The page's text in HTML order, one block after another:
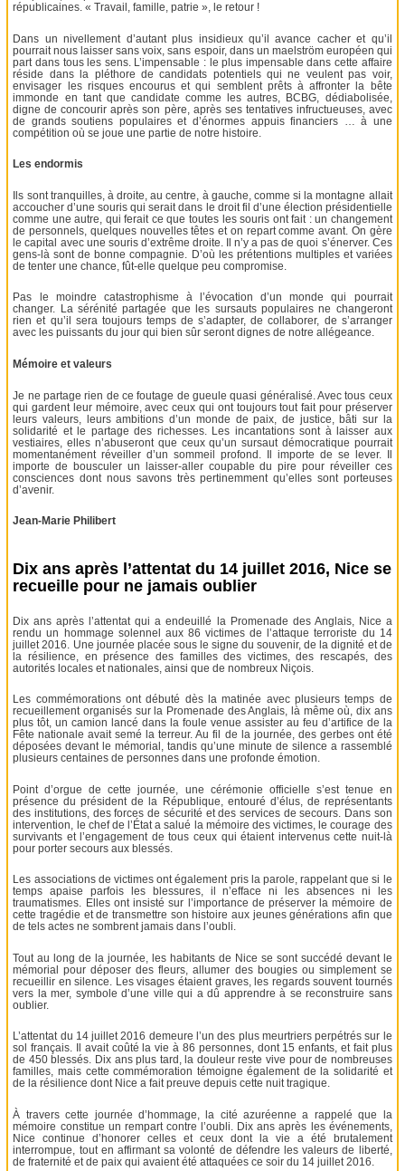
républicaines. « Travail, famille, patrie », le retour !
Dans un nivellement d’autant plus insidieux qu’il avance cacher et qu’il
pourrait nous laisser sans voix, sans espoir, dans un maelström européen qui
part dans tous les sens. L’impensable : le plus impensable dans cette affaire
réside dans la pléthore de candidats potentiels qui ne veulent pas voir,
envisager les risques encourus et qui semblent prêts à affronter la bête
immonde en tant que candidate comme les autres, BCBG, dédiabolisée,
digne de concourir après son père, après ses tentatives infructueuses, avec
de grands soutiens populaires et d’énormes appuis financiers … à une
compétition où se joue une partie de notre histoire.
Les endormis
Ils sont tranquilles, à droite, au centre, à gauche, comme si la montagne allait
accoucher d’une souris qui serait dans le droit fil d’une élection présidentielle
comme une autre, qui ferait ce que toutes les souris ont fait : un changement
de personnels, quelques nouvelles têtes et on repart comme avant. On gère
le capital avec une souris d’extrême droite. Il n’y a pas de quoi s’énerver. Ces
gens-là sont de bonne compagnie. D’où les prétentions multiples et variées
de tenter une chance, fût-elle quelque peu compromise.
Pas le moindre catastrophisme à l’évocation d’un monde qui pourrait
changer. La sérénité partagée que les sursauts populaires ne changeront
rien et qu’il sera toujours temps de s’adapter, de collaborer, de s’arranger
avec les puissants du jour qui bien sûr seront dignes de notre allégeance.
Mémoire et valeurs
Je ne partage rien de ce foutage de gueule quasi généralisé. Avec tous ceux
qui gardent leur mémoire, avec ceux qui ont toujours tout fait pour préserver
leurs valeurs, leurs ambitions d’un monde de paix, de justice, bâti sur la
solidarité et le partage des richesses. Les incantations sont à laisser aux
vestiaires, elles n’abuseront que ceux qu’un sursaut démocratique pourrait
momentanément réveiller d’un sommeil profond. Il importe de se lever. Il
importe de bousculer un laisser-aller coupable du pire pour réveiller ces
consciences dont nous savons très pertinemment qu’elles sont porteuses
d’avenir.
Jean-Marie Philibert
Dix ans après l’attentat du 14 juillet 2016, Nice se
recueille pour ne jamais oublier
Dix ans après l’attentat qui a endeuillé la Promenade des Anglais, Nice a
rendu un hommage solennel aux 86 victimes de l’attaque terroriste du 14
juillet 2016. Une journée placée sous le signe du souvenir, de la dignité et de
la résilience, en présence des familles des victimes, des rescapés, des
autorités locales et nationales, ainsi que de nombreux Niçois.
Les commémorations ont débuté dès la matinée avec plusieurs temps de
recueillement organisés sur la Promenade des Anglais, là même où, dix ans
plus tôt, un camion lancé dans la foule venue assister au feu d’artifice de la
Fête nationale avait semé la terreur. Au fil de la journée, des gerbes ont été
déposées devant le mémorial, tandis qu’une minute de silence a rassemblé
plusieurs centaines de personnes dans une profonde émotion.
Point d’orgue de cette journée, une cérémonie officielle s’est tenue en
présence du président de la République, entouré d’élus, de représentants
des institutions, des forces de sécurité et des services de secours. Dans son
intervention, le chef de l’État a salué la mémoire des victimes, le courage des
survivants et l’engagement de tous ceux qui étaient intervenus cette nuit-là
pour porter secours aux blessés.
Les associations de victimes ont également pris la parole, rappelant que si le
temps apaise parfois les blessures, il n’efface ni les absences ni les
traumatismes. Elles ont insisté sur l’importance de préserver la mémoire de
cette tragédie et de transmettre son histoire aux jeunes générations afin que
de tels actes ne sombrent jamais dans l’oubli.
Tout au long de la journée, les habitants de Nice se sont succédé devant le
mémorial pour déposer des fleurs, allumer des bougies ou simplement se
recueillir en silence. Les visages étaient graves, les regards souvent tournés
vers la mer, symbole d’une ville qui a dû apprendre à se reconstruire sans
oublier.
L’attentat du 14 juillet 2016 demeure l’un des plus meurtriers perpétrés sur le
sol français. Il avait coûté la vie à 86 personnes, dont 15 enfants, et fait plus
de 450 blessés. Dix ans plus tard, la douleur reste vive pour de nombreuses
familles, mais cette commémoration témoigne également de la solidarité et
de la résilience dont Nice a fait preuve depuis cette nuit tragique.
À travers cette journée d’hommage, la cité azuréenne a rappelé que la
mémoire constitue un rempart contre l’oubli. Dix ans après les événements,
Nice continue d’honorer celles et ceux dont la vie a été brutalement
interrompue, tout en affirmant sa volonté de défendre les valeurs de liberté,
de fraternité et de paix qui avaient été attaquées ce soir du 14 juillet 2016.